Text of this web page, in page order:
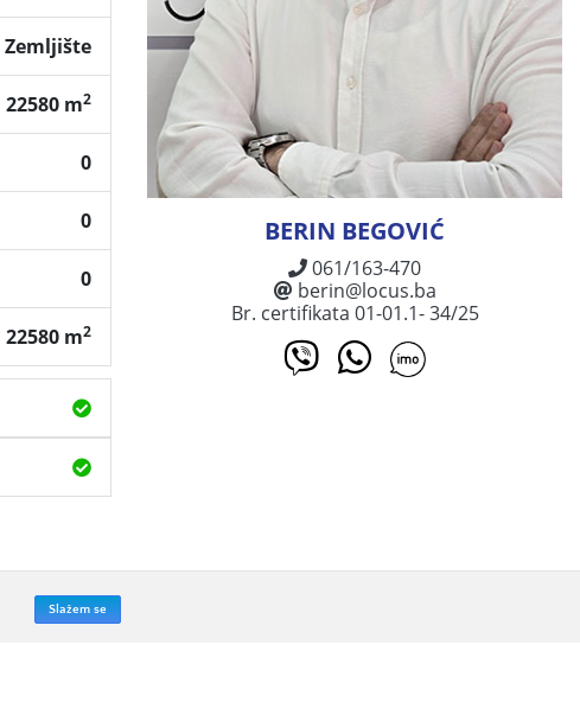
Zemljište
22580 m2
0
0
0
22580 m2
BERIN BEGOVIĆ
061/163-470
berin@locus.ba
Br. certifikata 01-01.1- 34/25
Slažem se